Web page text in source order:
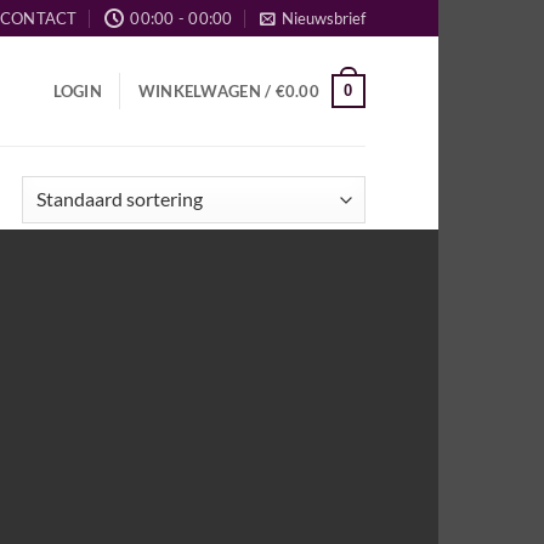
CONTACT 00:00 - 00:00 Nieuwsbrief
LOGIN WINKELWAGEN / €0.00 0